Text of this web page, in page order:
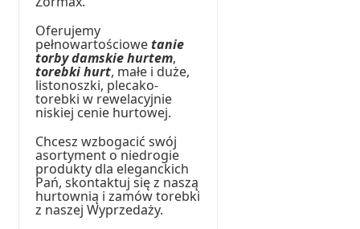
Oferujemy
pełnowartościowetanie
torby damskie hurtem,
torebki hurt, małe i duże,
listonoszki, plecako-
torebki w rewelacyjnie
niskiej cenie hurtowej.
Chcesz wzbogacić swój
asortyment o niedrogie
produkty dla eleganckich
Pań, skontaktuj się z naszą
hurtownią i zamów torebki
z naszej Wyprzedaży.